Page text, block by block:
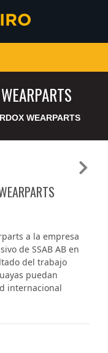
WEARPARTS
Next
a la empresa
de SSAB AB en
del trabajo
puedan
internacional